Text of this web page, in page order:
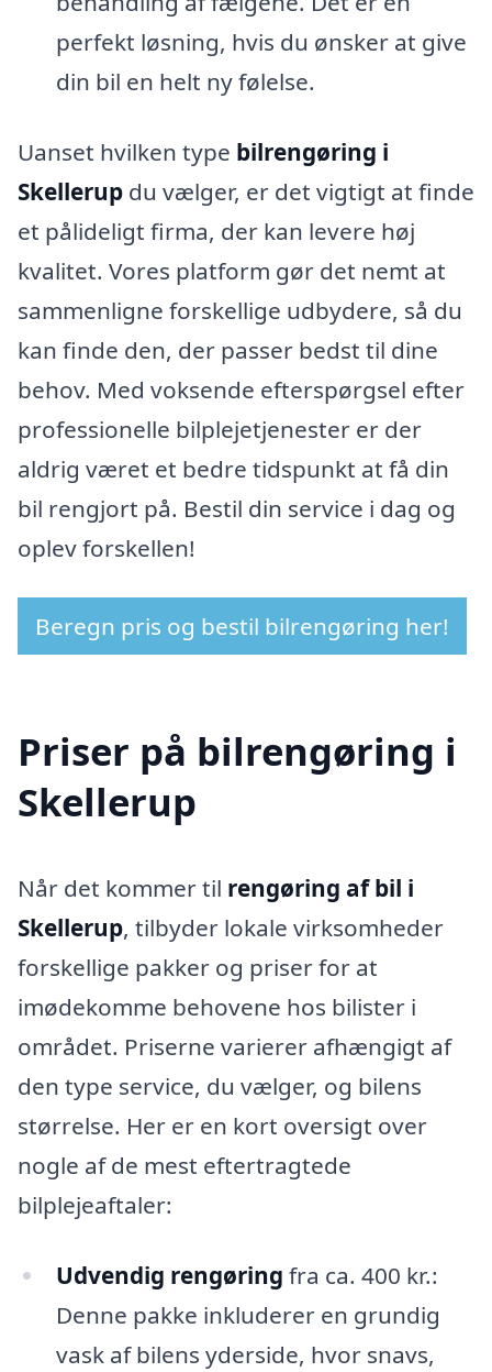
perfekt løsning, hvis du ønsker at give
din bil en helt ny følelse.
Uanset hvilken type bilrengøring i
Skellerup du vælger, er det vigtigt at finde
et pålideligt firma, der kan levere høj
kvalitet. Vores platform gør det nemt at
sammenligne forskellige udbydere, så du
kan finde den, der passer bedst til dine
behov. Med voksende efterspørgsel efter
professionelle bilplejetjenester er der
aldrig været et bedre tidspunkt at få din
bil rengjort på. Bestil din service i dag og
oplev forskellen!
Beregn pris og bestil bilrengøring her!
Priser på bilrengøring i
Skellerup
Når det kommer til rengøring af bil i
Skellerup, tilbyder lokale virksomheder
forskellige pakker og priser for at
imødekomme behovene hos bilister i
området. Priserne varierer afhængigt af
den type service, du vælger, og bilens
størrelse. Her er en kort oversigt over
nogle af de mest eftertragtede
bilplejeaftaler:
Udvendig rengøring fra ca. 400 kr.:
Denne pakke inkluderer en grundig
vask af bilens yderside, hvor snavs,